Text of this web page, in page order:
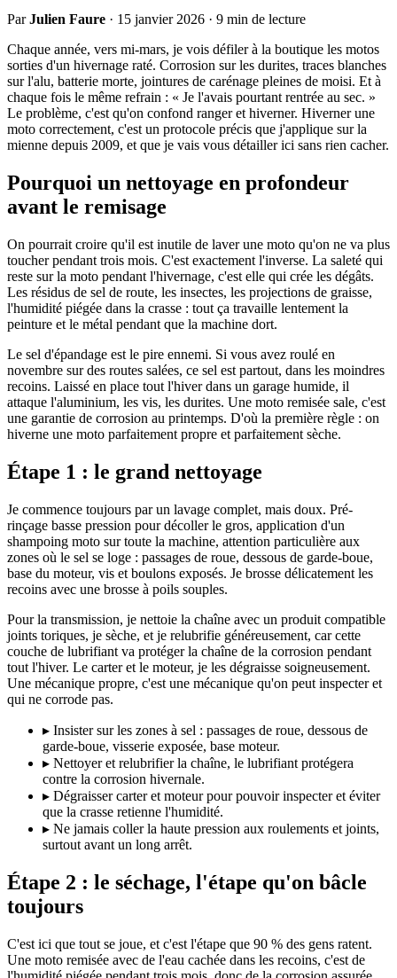
ParJulien Faure · 15 janvier 2026 · 9 min de lecture
Chaque année, vers mi-mars, je vois défiler à la boutique les motos
sorties d'un hivernage raté. Corrosion sur les durites, traces blanches
sur l'alu, batterie morte, jointures de carénage pleines de moisi. Et à
chaque fois le même refrain : « Je l'avais pourtant rentrée au sec. »
Le problème, c'est qu'on confond ranger et hiverner. Hiverner une
moto correctement, c'est un protocole précis que j'applique sur la
mienne depuis 2009, et que je vais vous détailler ici sans rien cacher.
Pourquoi un nettoyage en profondeur
avant le remisage
On pourrait croire qu'il est inutile de laver une moto qu'on ne va plus
toucher pendant trois mois. C'est exactement l'inverse. La saleté qui
reste sur la moto pendant l'hivernage, c'est elle qui crée les dégâts.
Les résidus de sel de route, les insectes, les projections de graisse,
l'humidité piégée dans la crasse : tout ça travaille lentement la
peinture et le métal pendant que la machine dort.
Le sel d'épandage est le pire ennemi. Si vous avez roulé en
novembre sur des routes salées, ce sel est partout, dans les moindres
recoins. Laissé en place tout l'hiver dans un garage humide, il
attaque l'aluminium, les vis, les durites. Une moto remisée sale, c'est
une garantie de corrosion au printemps. D'où la première règle : on
hiverne une moto parfaitement propre et parfaitement sèche.
Étape 1 : le grand nettoyage
Je commence toujours par un lavage complet, mais doux. Pré-
rinçage basse pression pour décoller le gros, application d'un
shampoing moto sur toute la machine, attention particulière aux
zones où le sel se loge : passages de roue, dessous de garde-boue,
base du moteur, vis et boulons exposés. Je brosse délicatement les
recoins avec une brosse à poils souples.
Pour la transmission, je nettoie la chaîne avec un produit compatible
joints toriques, je sèche, et je relubrifie généreusement, car cette
couche de lubrifiant va protéger la chaîne de la corrosion pendant
tout l'hiver. Le carter et le moteur, je les dégraisse soigneusement.
Une mécanique propre, c'est une mécanique qu'on peut inspecter et
qui ne corrode pas.
▸ Insister sur les zones à sel : passages de roue, dessous de
garde-boue, visserie exposée, base moteur.
▸ Nettoyer et relubrifier la chaîne, le lubrifiant protégera
contre la corrosion hivernale.
▸ Dégraisser carter et moteur pour pouvoir inspecter et éviter
que la crasse retienne l'humidité.
▸ Ne jamais coller la haute pression aux roulements et joints,
surtout avant un long arrêt.
Étape 2 : le séchage, l'étape qu'on bâcle
toujours
C'est ici que tout se joue, et c'est l'étape que 90 % des gens ratent.
Une moto remisée avec de l'eau cachée dans les recoins, c'est de